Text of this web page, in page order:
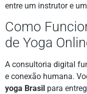
entre um instrutor e
Como
de Yoga
A consultoria digital
e conexão humana.
yoga Brasil para